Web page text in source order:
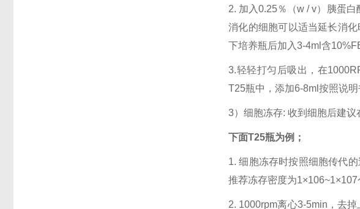
2. 加入0.25％（w / v）胰蛋
消化的细胞可以适当延长消
下培养瓶后加入3-4ml含
3.轻轻打匀后吸出，在
T25瓶中，添加6-8ml按照说
3）细胞冻存: 收到细胞后建议
下面T25瓶为例；
1. 细胞冻存时按照细胞传代
推荐冻存密度为1×106~1×107
2. 1000rpm离心3-5min，去